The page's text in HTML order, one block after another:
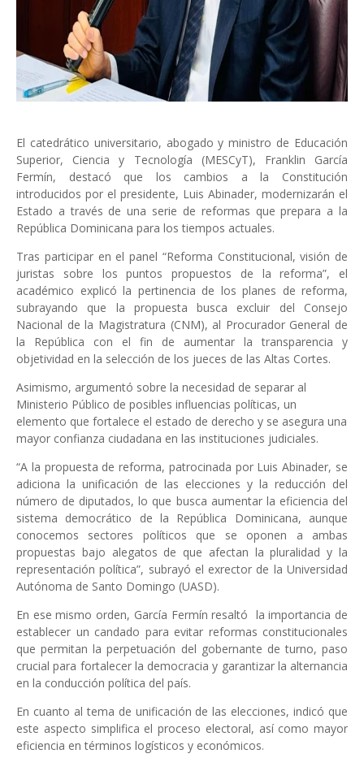
El catedrático universitario, abogado y ministro de Educación
Superior, Ciencia y Tecnología (MESCyT), Franklin García
Fermín, destacó que los cambios a la Constitución
introducidos por el presidente, Luis Abinader, modernizarán el
Estado a través de una serie de reformas que prepara a la
República Dominicana para los tiempos actuales.
Tras participar en el panel “Reforma Constitucional, visión de
juristas sobre los puntos propuestos de la reforma”, el
académico explicó la pertinencia de los planes de reforma,
subrayando que la propuesta busca excluir del Consejo
Nacional de la Magistratura (CNM), al Procurador General de
la República con el fin de aumentar la transparencia y
objetividad en la selección de los jueces de las Altas Cortes.
Asimismo, argumentó sobre la necesidad de separar al
Ministerio Público de posibles influencias políticas, un
elemento que fortalece el estado de derecho y se asegura una
mayor confianza ciudadana en las instituciones judiciales.
“A la propuesta de reforma, patrocinada por Luis Abinader, se
adiciona la unificación de las elecciones y la reducción del
número de diputados, lo que busca aumentar la eficiencia del
sistema democrático de la República Dominicana, aunque
conocemos sectores políticos que se oponen a ambas
propuestas bajo alegatos de que afectan la pluralidad y la
representación política”, subrayó el exrector de la Universidad
Autónoma de Santo Domingo (UASD).
En ese mismo orden, García Fermín resaltó la importancia de
establecer un candado para evitar reformas constitucionales
que permitan la perpetuación del gobernante de turno, paso
crucial para fortalecer la democracia y garantizar la alternancia
en la conducción política del país.
En cuanto al tema de unificación de las elecciones, indicó que
este aspecto simplifica el proceso electoral, así como mayor
eficiencia en términos logísticos y económicos.